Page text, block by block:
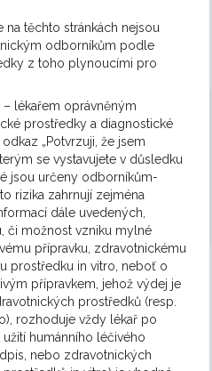
těchto stránkách nejsou
odborníkům podle
z toho plynoucími pro
lékařem oprávněným
prostředky a diagnostické
„Potvrzuji, že jsem
se vystavujete v důsledku
jsou určeny odborníkům-
rizika zahrnují zejména
dále uvedených,
či možnost vzniku mylné
přípravku, zdravotnickému
prostředku in vitro, neboť o
přípravkem, jehož výdej je
prostředků (resp.
rozhoduje vždy lékař po
humánního léčivého
nebo zdravotnických